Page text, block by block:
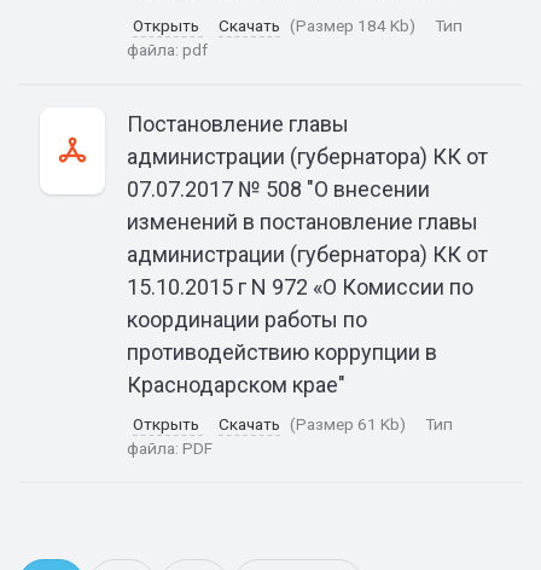
Открыть Скачать (Размер 184 Kb)
Тип
файла: pdf
Постановление главы
администрации (губернатора) КК от
07.07.2017 № 508 "О внесении
изменений в постановление главы
администрации (губернатора) КК от
15.10.2015 г N 972 «О Комиссии по
координации работы по
противодействию коррупции в
Краснодарском крае"
Открыть Скачать (Размер 61 Kb)
Тип
файла: PDF